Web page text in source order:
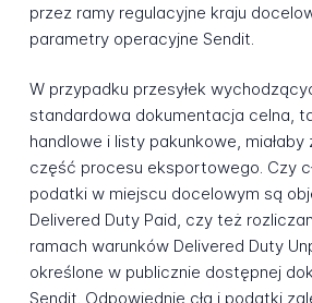
przez ramy regulacyjne kraju
parametry operacyjne Sendit.
W przypadku przesyłek
standardowa dokumentacja celna,
handlowe i listy pakunkowe,
część procesu eksportowego. Czy
podatki w miejscu docelowym są
Delivered Duty Paid, czy też
ramach warunków Delivered Duty
określone w publicznie dostępnej
Sendit. Odpowiednie cła i podatki